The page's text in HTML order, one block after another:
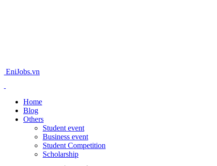
EniJobs.vn
Home
Blog
Others
Student event
Business event
Student Competition
Scholarship